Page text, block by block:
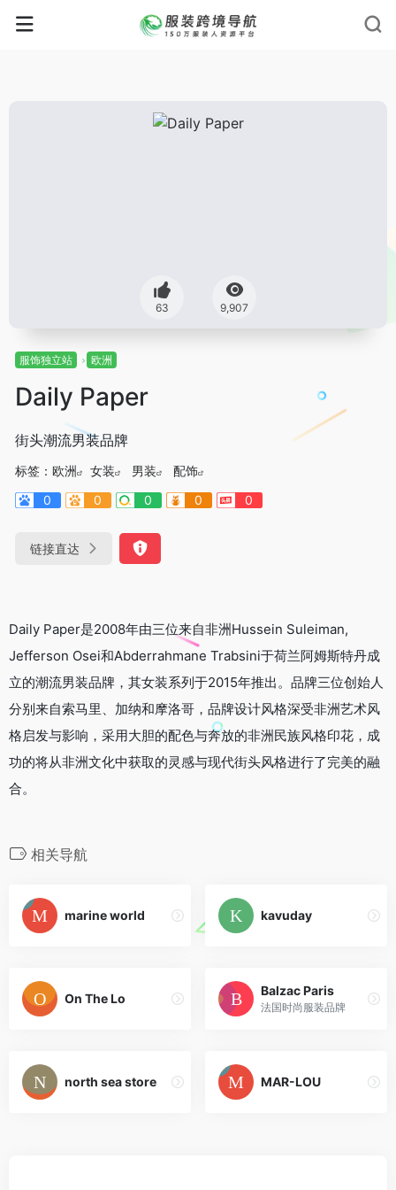
63 9,907
服饰独立站 欧洲
Daily Paper
街头潮流男装品牌
标签： 欧洲 女装 男装
配饰
0
0 0 0 0
链接直达
Daily Paper是2008年由三位来自非洲Hussein Suleiman,
Jefferson Osei和Abderrahmane Trabsini于荷兰阿姆斯特丹成
立的潮流男装品牌，其女装系列于2015年推出。品牌三位创始人
分别来自索马里、加纳和摩洛哥，品牌设计风格深受非洲艺术风
格启发与影响，采用大胆的配色与奔放的非洲民族风格印花，成
功的将从非洲文化中获取的灵感与现代街头风格进行了完美的融
合。
相关导航
marine world kavuday
On The Lo
Balzac Paris
法国时尚服装品牌
north sea store MAR-LOU